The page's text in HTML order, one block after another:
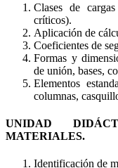
Clases de
críticos).
Aplicación de
Coeficientes de
Formas y
de unión, bases,
Elementos
columnas,
UNIDAD
MATERIALES.
Identificación de